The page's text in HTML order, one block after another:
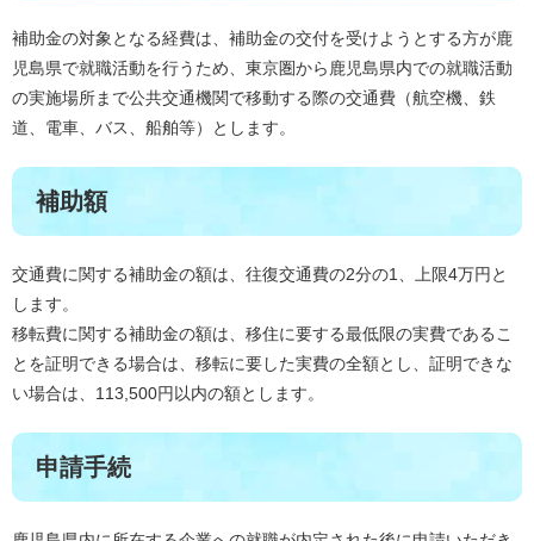
補助金の対象となる経費は、補助金の交付を受けようとする方が鹿
児島県で就職活動を行うため、東京圏から鹿児島県内での就職活動
の実施場所まで公共交通機関で移動する際の交通費（航空機、鉄
道、電車、バス、船舶等）とします。
補助額
交通費に関する補助金の額は、往復交通費の2分の1、上限4万円と
します。
移転費に関する補助金の額は、移住に要する最低限の実費であるこ
とを証明できる場合は、移転に要した実費の全額とし、証明できな
い場合は、113,500円以内の額とします。
申請手続